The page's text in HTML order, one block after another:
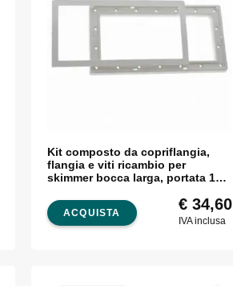
Kit composto da copriflangia,
flangia e viti ricambio per
skimmer bocca larga, portata 15 e
ACQUISTA €34,60
IVA inclusa